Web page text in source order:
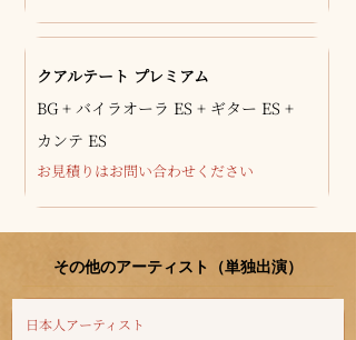
クアルテート プレミアム
BG + バイラオーラ ES + ギター ES +
カンテ ES
お見積りはお問い合わせください
その他のアーティスト（単独出演）
日本人アーティスト